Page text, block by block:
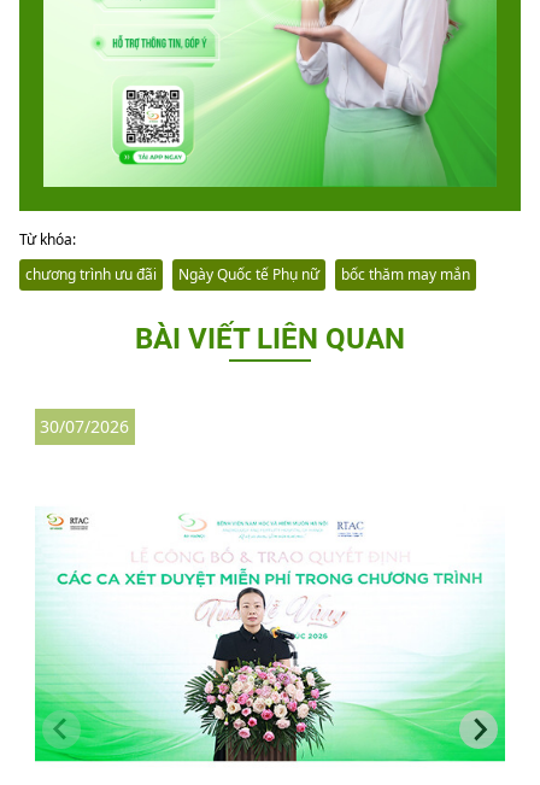
Từ khóa:
chương trình ưu đãi
Ngày Quốc tế Phụ nữ bốc thăm may mắn
BÀI VIẾT LIÊN QUAN
30/07/2026